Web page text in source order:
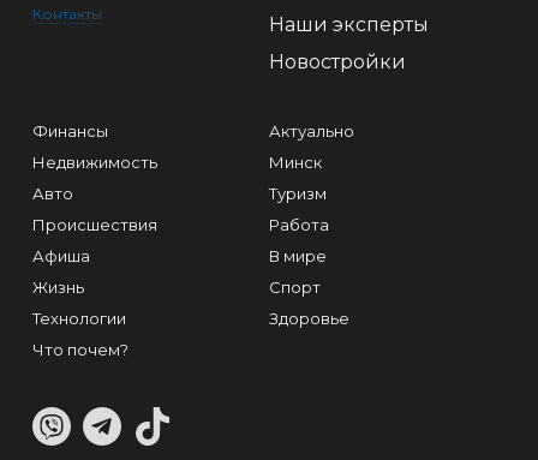
Контакты
Наши эксперты
Новостройки
Финансы
Недвижимость
Авто
Происшествия
Афиша
Жизнь
Технологии
Что почем?
Актуально
Минск
Туризм
Работа
В мире
Спорт
Здоровье